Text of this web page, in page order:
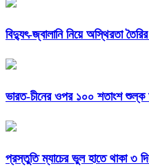
বিদ্যুৎ-জ্বালানি নিয়ে অস্থিরতা
ভারত-চীনের ওপর ১০০ শতাংশ শুল্ক
প্রস্তুতি ম্যাচের ভুল হাতে থাকা ৩